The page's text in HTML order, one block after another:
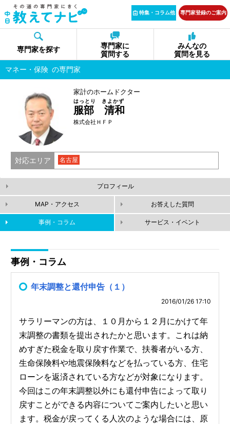
特集・コラム他 専門家登録のご案内
専門家を探す
専門家に
質問する
みんなの
質問を見る
マネー・保険 の専門家
家計のホームドクター
服部 清和
はっとり きよかず
株式会社ＨＦＰ
対応エリア 名古屋
プロフィール
MAP・アクセス お答えした質問
事例・コラム サービス・イベント
事例・コラム
年末調整と還付申告（１）
2016/01/26 17:10
サラリーマンの方は、１０月から１２月にかけて年
末調整の書類を提出されたかと思います。これは納
めすぎた税金を取り戻す作業で、扶養者がいる方、
生命保険料や地震保険料などを払っている方、住宅
ローンを返済されている方などが対象になります。
今回はこの年末調整以外にも還付申告によって取り
戻すことができる内容についてご案内したいと思い
ます。税金が戻ってくる人次のような場合には、原